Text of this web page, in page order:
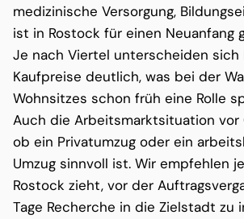
medizinische Versorgung,
ist in Rostock für einen Neuanfang
Je nach Viertel unterscheiden
Kaufpreise deutlich, was bei der
Wohnsitzes schon früh eine Rolle
Auch die Arbeitsmarktsituation
ob ein Privatumzug oder ein
Umzug sinnvoll ist. Wir empfehlen
Rostock zieht, vor der
Tage Recherche in die Zielstadt zu